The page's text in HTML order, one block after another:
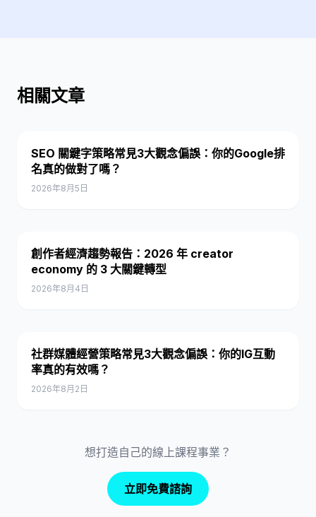
相關文章
SEO 關鍵字策略常見3大觀念偏誤：你的Google排
名真的做對了嗎？
2026年8月5日
創作者經濟趨勢報告：2026 年 creator
economy 的 3 大關鍵轉型
2026年8月4日
社群媒體經營策略常見3大觀念偏誤：你的IG互動
率真的有效嗎？
2026年8月2日
想打造自己的線上課程事業？
立即免費諮詢